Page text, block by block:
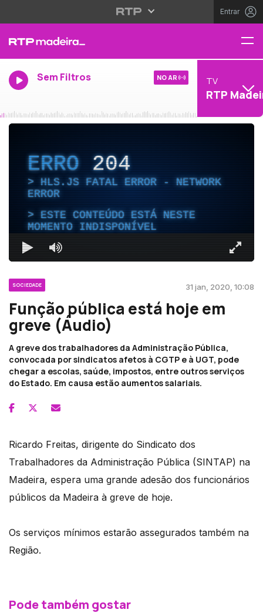
Entrar
Sem Filtros NO AR TV
RTP
ERRO204
HLS.JS FATAL ERROR - NETWORK
ERROR
ESTE CONTEÚDO ESTÁ NESTE
MOMENTO INDISPONÍVEL
SOCIEDADE 31 jan, 2020, 10:08
Função pública está hoje em
greve (Áudio)
A greve dos trabalhadores da Administração Pública,
convocada por sindicatos afetos à CGTP e à UGT, pode
chegar a escolas, saúde, impostos, entre outros serviços
do Estado. Em causa estão aumentos salariais.
Ricardo Freitas, dirigente do Sindicato dos
Trabalhadores da Administração Pública (SINTAP) na
Madeira, espera uma grande adesão dos funcionários
públicos da Madeira à greve de hoje.
Os serviços mínimos estarão assegurados também na
Região.
Pode também gostar